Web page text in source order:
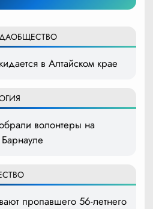
ОБЩЕСТВО
в Алтайском крае
волонтеры на
пропавшего 56-летнего